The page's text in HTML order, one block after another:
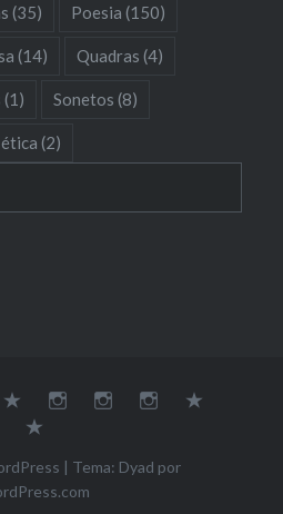
(35) Poesia (150)
(14) Quadras (4)
(1) Sonetos (8)
ética (2)
Soundcloud
YoutubeInstagram
Dona
| Tema: Dyad por